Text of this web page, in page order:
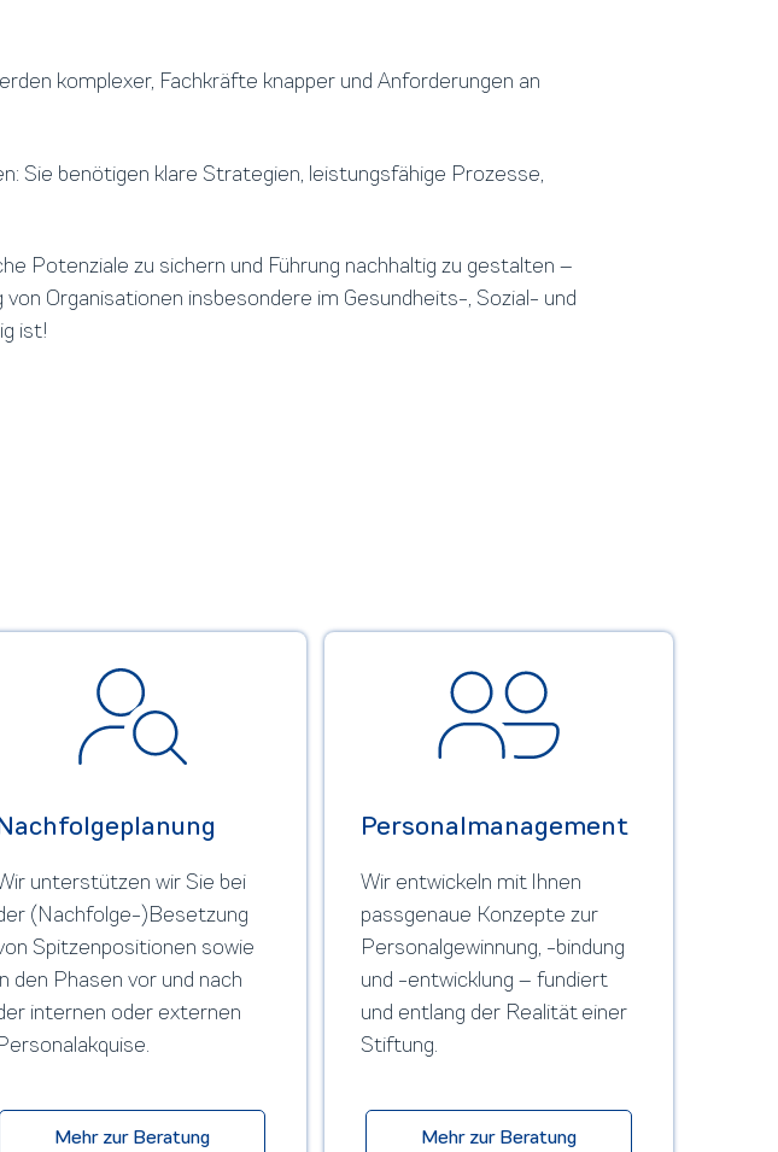
komplexer, Fachkräfte knapper und Anforderungen an
Sie benötigen klare Strategien, leistungsfähige Prozesse,
Potenziale zu sichern und Führung nachhaltig zu gestalten –
Organisationen insbesondere im Gesundheits-, Sozial- und
ist!
unterstützen wir Sie bei
(Nachfolge-)Besetzung
Spitzenpositionen sowie
den Phasen vor und nach
internen oder externen
Mehr zur Beratung
Personalmanagement
Wir entwickeln mit Ihnen
passgenaue Konzepte zur
Personalgewinnung, -bindung
und -entwicklung – fundiert
und entlang der Realität einer
Stiftung.
Mehr zur Beratung